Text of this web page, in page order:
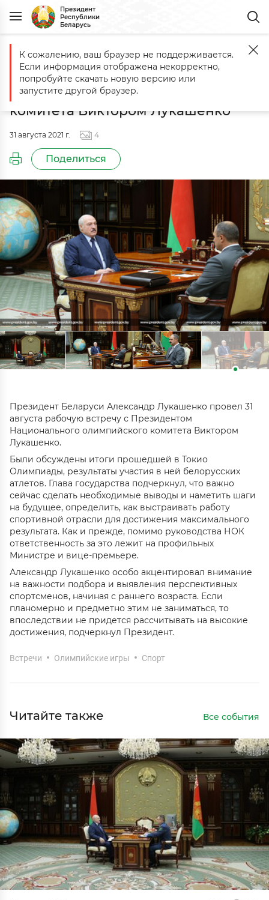
Президент
Республики
Беларусь
Главная События Встреча с Президентом Национального
Встреча с Президентом
Национального олимпийского
комитета Виктором Лукашенко
31 августа 2021 г. 4
Поделиться
Президент Беларуси Александр Лукашенко провел 31
августа рабочую встречу с Президентом
Национального олимпийского комитета Виктором
Лукашенко.
Были обсуждены итоги прошедшей в Токио
Олимпиады, результаты участия в ней белорусских
атлетов. Глава государства подчеркнул, что важно
сейчас сделать необходимые выводы и наметить шаги
на будущее, определить, как выстраивать работу
спортивной отрасли для достижения максимального
результата. Как и прежде, помимо руководства НОК
ответственность за это лежит на профильных
Министре и вице-премьере.
Александр Лукашенко особо акцентировал внимание
на важности подбора и выявления перспективных
спортсменов, начиная с раннего возраста. Если
планомерно и предметно этим не заниматься, то
впоследствии не придется рассчитывать на высокие
достижения, подчеркнул Президент.
Встречи Олимпийские игры Спорт
Читайте также Все события
К сожалению, ваш браузер не поддерживается.
Если информация отображена некорректно,
попробуйте скачать новую версию или
запустите другой браузер.